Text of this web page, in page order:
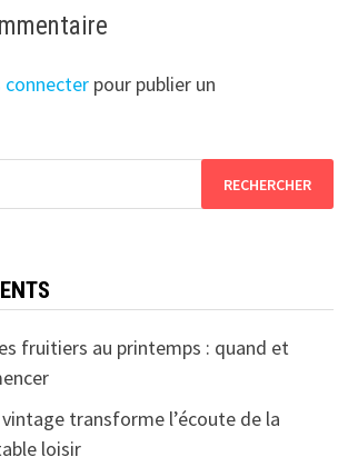
connecterpour publier un
fruitiers au printemps : quand et
transforme l’écoute de la
loisir